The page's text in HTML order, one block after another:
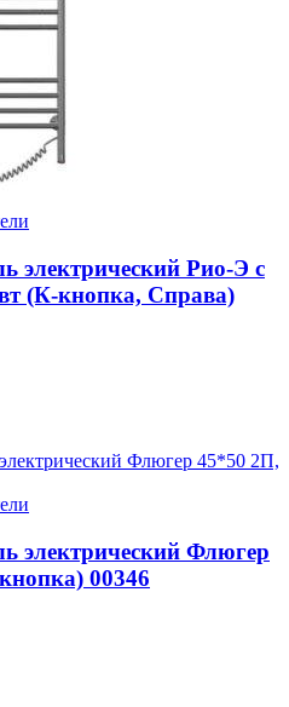
электрический Рио-Э с
(К-кнопка, Справа)
электрический Флюгер
00346